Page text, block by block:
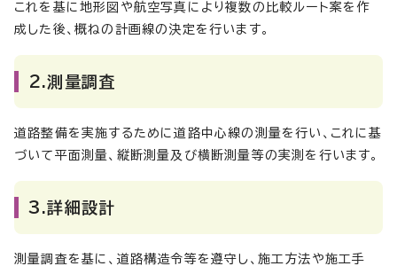
これを基に地形図や航空写真により複数の比較ルート案を作
成した後、概ねの計画線の決定を行います。
2.測量調査
道路整備を実施するために道路中心線の測量を行い、これに基
づいて平面測量、縦断測量及び横断測量等の実測を行います。
3.詳細設計
測量調査を基に、道路構造令等を遵守し、施工方法や施工手